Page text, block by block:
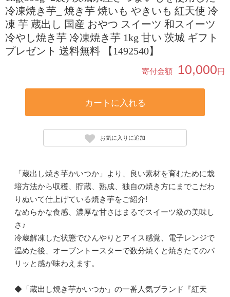
冷凍焼き芋_ 焼き芋 焼いも やきいも 紅天使 冷
凍 芋 蔵出し 国産 おやつ スイーツ 和スイーツ
冷やし焼き芋 冷凍焼き芋 1kg 甘い 茨城 ギフト
プレゼント 送料無料 【1492540】
寄付金額 10,000円
カートに入れる
お気に入りに追加
「蔵出し焼き芋かいつか」より、良い素材を育むために栽
培方法から収穫、貯蔵、熟成、独自の焼き方にまでこだわ
りぬいて仕上げている焼き芋をご紹介!
なめらかな食感、濃厚な甘さはまるでスイーツ級の美味し
さ♪
冷蔵解凍した状態でひんやりとアイス感覚、電子レンジで
温めた後、オーブントースターで数分焼くと焼きたてのパ
リッと感が味わえます。
◆「蔵出し焼き芋かいつか」の一番人気ブランド『紅天